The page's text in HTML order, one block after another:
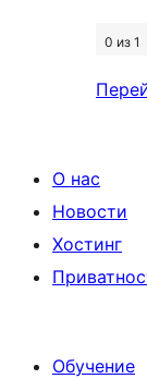
0 из 1
О нас
Новости
Хостинг
Обучение